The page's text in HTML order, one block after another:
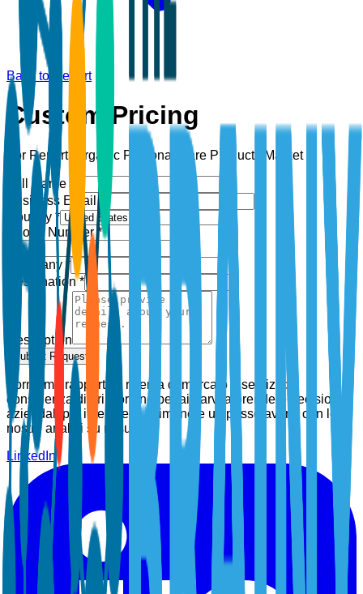
Back to Report
Custom Pricing
For Report: Organic Personal Care Products Market
Full Name *
Business Email *
Country *
Phone Number *
Company *
Designation *
Description
Submit Request
Forniamo rapporti di ricerca di mercato e servizi di
consulenza di prim'ordine per aiutarvi a prendere decisioni
aziendali più intelligenti. Rimanete un passo avanti con le
nostre analisi su misura.
LinkedIn